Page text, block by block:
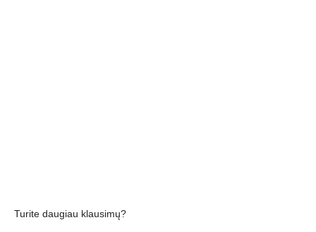
Turite daugiau klausimų?